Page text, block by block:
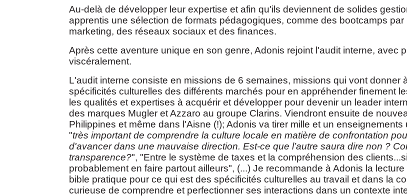
Au-delà de développer leur expertise et afin qu'ils deviennent de solides
apprentis une sélection de formats pédagogiques, comme des bootcamps
marketing, des réseaux sociaux et des finances.
Après cette aventure unique en son genre, Adonis rejoint l'audit interne, avec
viscéralement.
L'audit interne consiste en missions de 6 semaines, missions qui vont donner
spécificités culturelles des différents marchés pour en appréhender finement
les qualités et expertises à acquérir et développer pour devenir un leader
des marques Mugler et Azzaro au groupe Clarins. Viendront ensuite de
Philippines et même dans l'Aisne (!); Adonis va tirer mille et un
"très important de comprendre la culture locale en matière de confrontation
d'avancer dans une mauvaise direction. Est-ce que l’autre saura dire non ?
transparence?", "Entre le système de taxes et la compréhension des
probablement en faire partout ailleurs", (...) Je recommande à Adonis la lecture
bible pratique pour ce qui est des spécificités culturelles au travail et dans la
curieuse de comprendre et perfectionner ses interactions dans un contexte